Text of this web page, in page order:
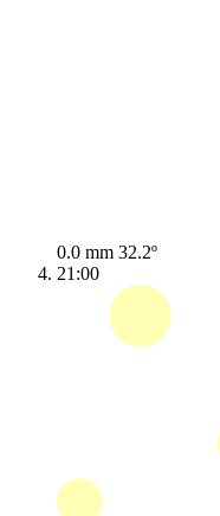
0.0 mm 32.2º
21:00